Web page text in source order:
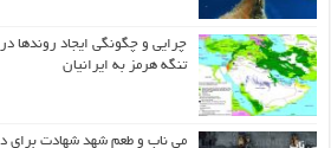
چرایی و چگونگی ایجاد روندها
تنگه هرمز به ایرانیان
می ناب و طعم شهد شهادت برای